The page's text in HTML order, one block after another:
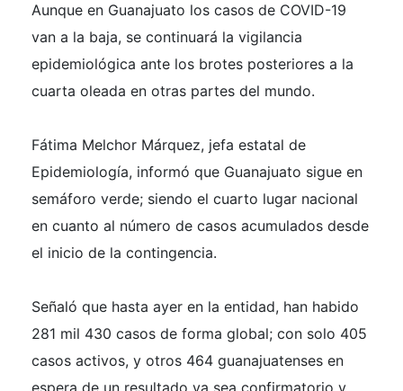
Aunque en Guanajuato los casos de COVID-19
van a la baja, se continuará la vigilancia
epidemiológica ante los brotes posteriores a la
cuarta oleada en otras partes del mundo.
Fátima Melchor Márquez, jefa estatal de
Epidemiología, informó que Guanajuato sigue en
semáforo verde; siendo el cuarto lugar nacional
en cuanto al número de casos acumulados desde
el inicio de la contingencia.
Señaló que hasta ayer en la entidad, han habido
281 mil 430 casos de forma global; con solo 405
casos activos, y otros 464 guanajuatenses en